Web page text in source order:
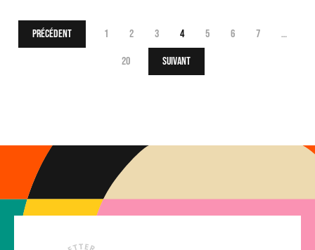
Précédent 1 2 3 4 5 6 7 …
20 Suivant